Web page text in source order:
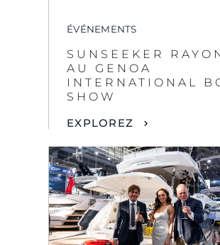
ÉVÉNEMENTS
SUNSEEKER
AU GENOA
INTERNATIONAL
SHOW
EXPLOREZ